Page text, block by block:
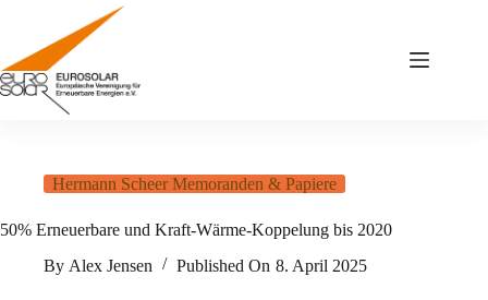
springen
Hermann Scheer Memoranden & Papiere
50% Erneuerbare und Kraft-Wärme-Koppelung bis 2020
By Alex Jensen Published On 8. April 2025